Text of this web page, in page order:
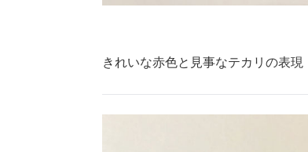
きれいな赤色と見事なテカリの表現